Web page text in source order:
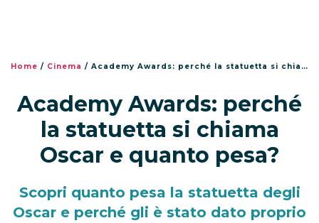
Home / Cinema / Academy Awards: perché la statuetta si chiama Oscar e quanto pesa?
Academy Awards: perché
la statuetta si chiama
Oscar e quanto pesa?
Scopri quanto pesa la statuetta degli
Oscar e perché gli è stato dato proprio